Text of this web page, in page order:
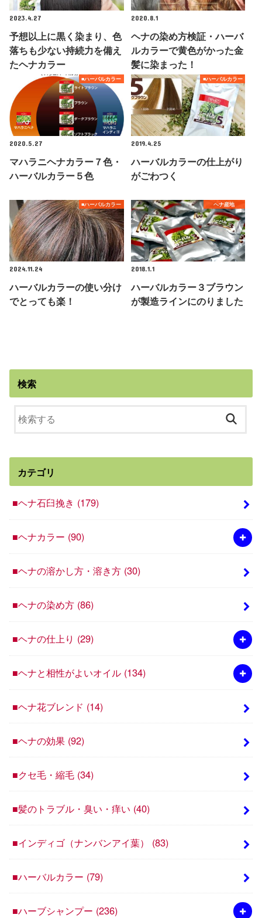
2023.4.27
予想以上に黒く染まり、色
落ちも少ない持続力を備え
たヘナカラー
2020.8.1
ヘナの染め方検証・ハーバ
ルカラーで黄色がかった金
髪に染まった！
■ハーバルカラー
2020.5.27
マハラニヘナカラー７色・
ハーバルカラー５色
■ハーバルカラー
2019.4.25
ハーバルカラーの仕上がり
がごわつく
■ハーバルカラー
2024.11.24
ハーバルカラーの使い分け
でとっても楽！
ヘナ産地
2018.1.1
ハーバルカラー３ブラウン
が製造ラインにのりました
検索
カテゴリ
■ヘナ石臼挽き (179)
■ヘナカラー (90)
■ヘナの溶かし方・溶き方 (30)
■ヘナの染め方 (86)
■ヘナの仕上り (29)
■ヘナと相性がよいオイル (134)
■ヘナ花ブレンド (14)
■ヘナの効果 (92)
■クセ毛・縮毛 (34)
■髪のトラブル・臭い・痒い (40)
■インディゴ（ナンバンアイ葉） (83)
■ハーバルカラー (79)
■ハーブシャンプー (236)